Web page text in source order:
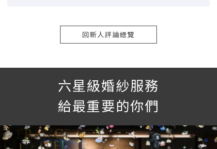
回新人評論總覽
六星級婚紗服務
給最重要的你們